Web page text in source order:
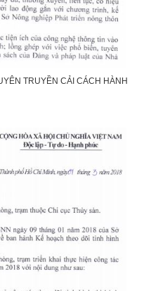
TRUYỀN CẢI CÁCH HÀNH